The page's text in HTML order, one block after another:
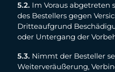
5.2. Im Voraus abgetreten
des Bestellers gegen
Dritteaufgrund
oder Untergang der
5.3. Nimmt der Besteller
Weiterveräußerung,